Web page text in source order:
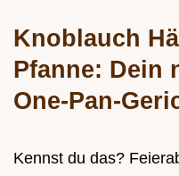
Knoblauch
Pfanne: Dein
One-Pan-
Kennst du das?